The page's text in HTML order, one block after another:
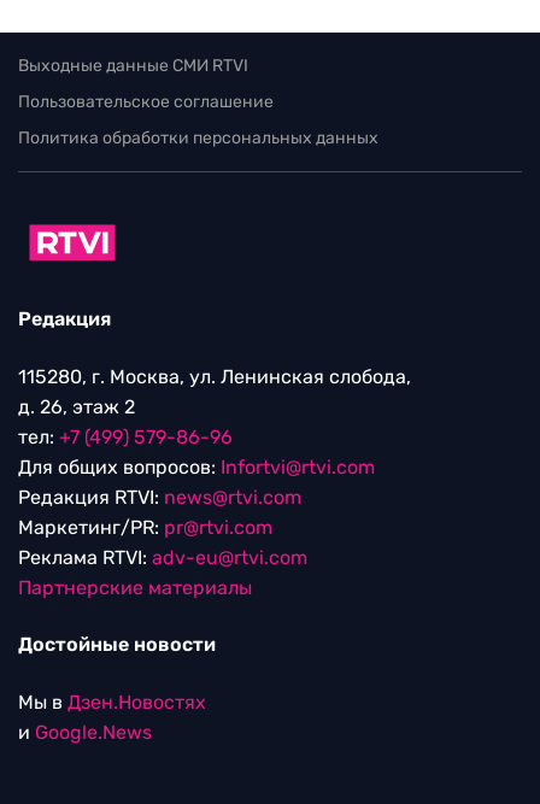
Выходные данные СМИ RTVI
Пользовательское соглашение
Политика обработки персональных данных
Редакция
115280, г. Москва, ул. Ленинская слобода,
д. 26, этаж 2
тел: +7 (499) 579-86-96
Для общих вопросов: Infortvi@rtvi.com
Редакция RTVI: news@rtvi.com
Маркетинг/PR: pr@rtvi.com
Реклама RTVI: adv-eu@rtvi.com
Партнерские материалы
Достойные новости
Мы в Дзен.Новостях
и Google.News